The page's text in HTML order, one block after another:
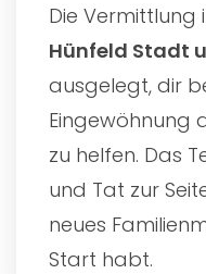
Die Vermittlung
Hünfeld Stadt
ausgelegt, dir
Eingewöhnung
zu helfen. Das
und Tat zur
neues
Start habt.